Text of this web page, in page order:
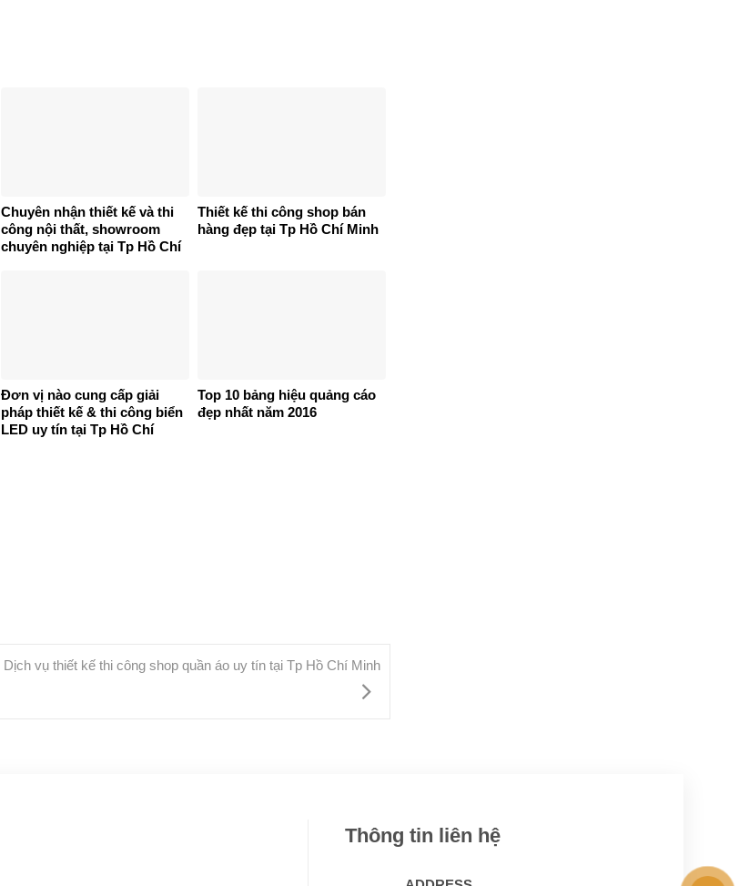
Chuyên nhận thiết kế và thi
công nội thất, showroom
chuyên nghiệp tại Tp Hồ Chí
Thiết kế thi công shop bán
hàng đẹp tại Tp Hồ Chí Minh
Đơn vị nào cung cấp giải
pháp thiết kế & thi công biển
LED uy tín tại Tp Hồ Chí
Top 10 bảng hiệu quảng cáo
đẹp nhất năm 2016
Dịch vụ thiết kế thi công shop quần áo uy tín tại Tp Hồ Chí Minh
Thông tin liên hệ